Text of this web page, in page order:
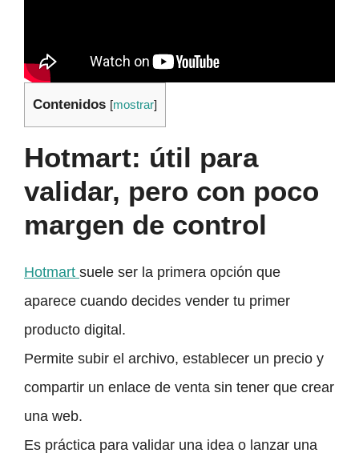
Contenidos [mostrar]
Hotmart: útil para
validar, pero con poco
margen de control
Hotmart suele ser la primera opción que
aparece cuando decides vender tu primer
producto digital.
Permite subir el archivo, establecer un precio y
compartir un enlace de venta sin tener que crear
una web.
Es práctica para validar una idea o lanzar una